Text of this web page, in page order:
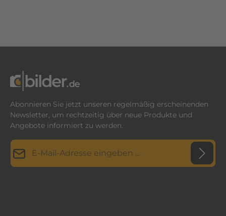
Abonnieren Sie jetzt unseren regelmäßig erscheinenden
Newsletter, um rechtzeitig über neue Produkte und
Angebote informiert zu werden.
E-Mail-Adresse*